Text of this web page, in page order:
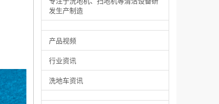
发生产制造
产品视频
行业资讯
洗地车资讯